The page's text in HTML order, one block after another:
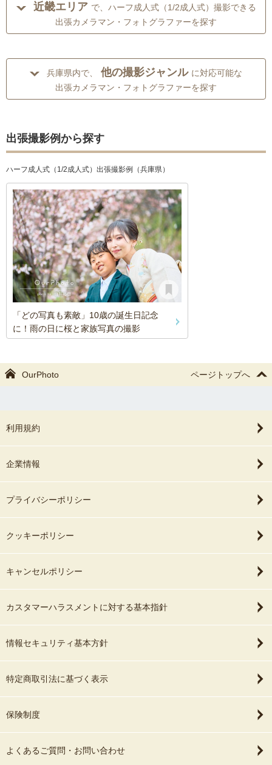
近畿エリア で、ハーフ成人式（1/2成人式）撮影できる
出張カメラマン・フォトグラファーを探す
兵庫県内で、 他の撮影ジャンル に対応可能な
出張カメラマン・フォトグラファーを探す
出張撮影例から探す
ハーフ成人式（1/2成人式）出張撮影例（兵庫県）
「どの写真も素敵」10歳の誕生日記念
に！雨の日に桜と家族写真の撮影
OurPhoto ページトップへ
利用規約
企業情報
プライバシーポリシー
クッキーポリシー
キャンセルポリシー
カスタマーハラスメントに対する基本指針
情報セキュリティ基本方針
特定商取引法に基づく表示
保険制度
よくあるご質問・お問い合わせ